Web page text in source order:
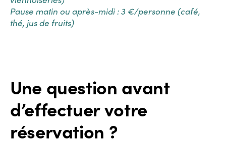
Pause matin ou après-midi : 3 €/personne (café,
thé, jus de fruits)
Une question avant
d’effectuer votre
réservation ?